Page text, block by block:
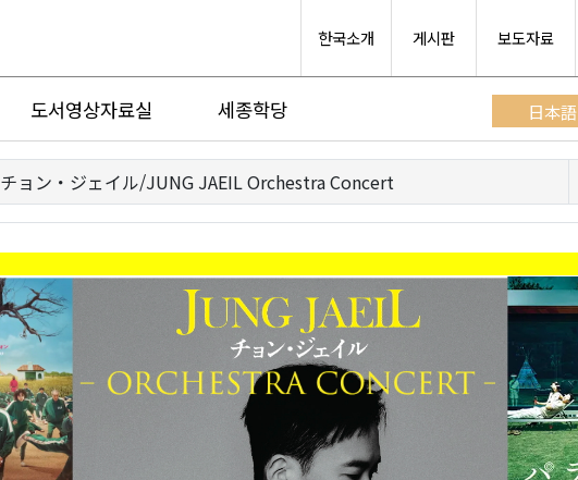
한국소개 게시판 보도자료
도서영상자료실 세종학당 日本語
チョン・ジェイル/JUNG JAEIL Orchestra Concert